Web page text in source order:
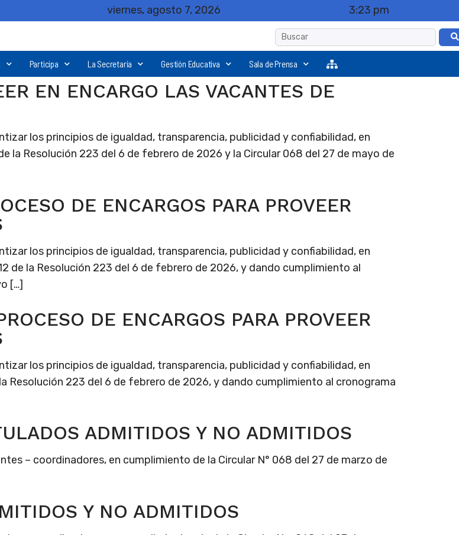
viernes, agosto 7, 2026 3:23 pm
Participa La Secretaría Gestión Educativa Sala de Prensa
EN ENCARGO LAS VACANTES DE
los principios de igualdad, transparencia, publicidad y confiabilidad, en
la Resolución 223 del 6 de febrero de 2026 y la Circular 068 del 27 de mayo de
DE ENCARGOS PARA PROVEER
los principios de igualdad, transparencia, publicidad y confiabilidad, en
de la Resolución 223 del 6 de febrero de 2026, y dando cumplimiento al
[…]
DE ENCARGOS PARA PROVEER
los principios de igualdad, transparencia, publicidad y confiabilidad, en
Resolución 223 del 6 de febrero de 2026, y dando cumplimiento al cronograma
ADMITIDOS Y NO ADMITIDOS
– coordinadores, en cumplimiento de la Circular N° 068 del 27 de marzo de
Y NO ADMITIDOS